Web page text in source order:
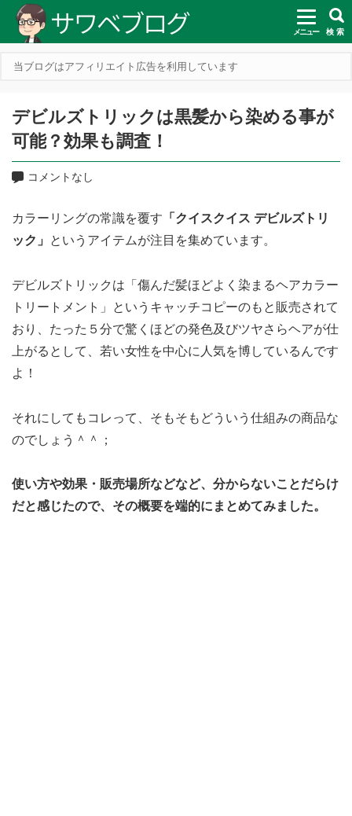
メニュー 検 索
当ブログはアフィリエイト広告を利用しています
デビルズトリックは黒髪から染める事が
可能？効果も調査！
コメントなし
カラーリングの常識を覆す 「クイスクイス デビルズトリ
ック」
というアイテムが注目を集めています。
デビルズトリックは「傷んだ髪ほどよく染まるヘアカラー
トリートメント」というキャッチコピーのもと販売されて
おり、たった５分で驚くほどの発色及びツヤさらヘアが仕
上がるとして、若い女性を中心に人気を博しているんです
よ！
それにしてもコレって、そもそもどういう仕組みの商品な
のでしょう＾＾；
使い方や効果・販売場所などなど、分からないことだらけ
だと感じたので、その概要を端的にまとめてみました。